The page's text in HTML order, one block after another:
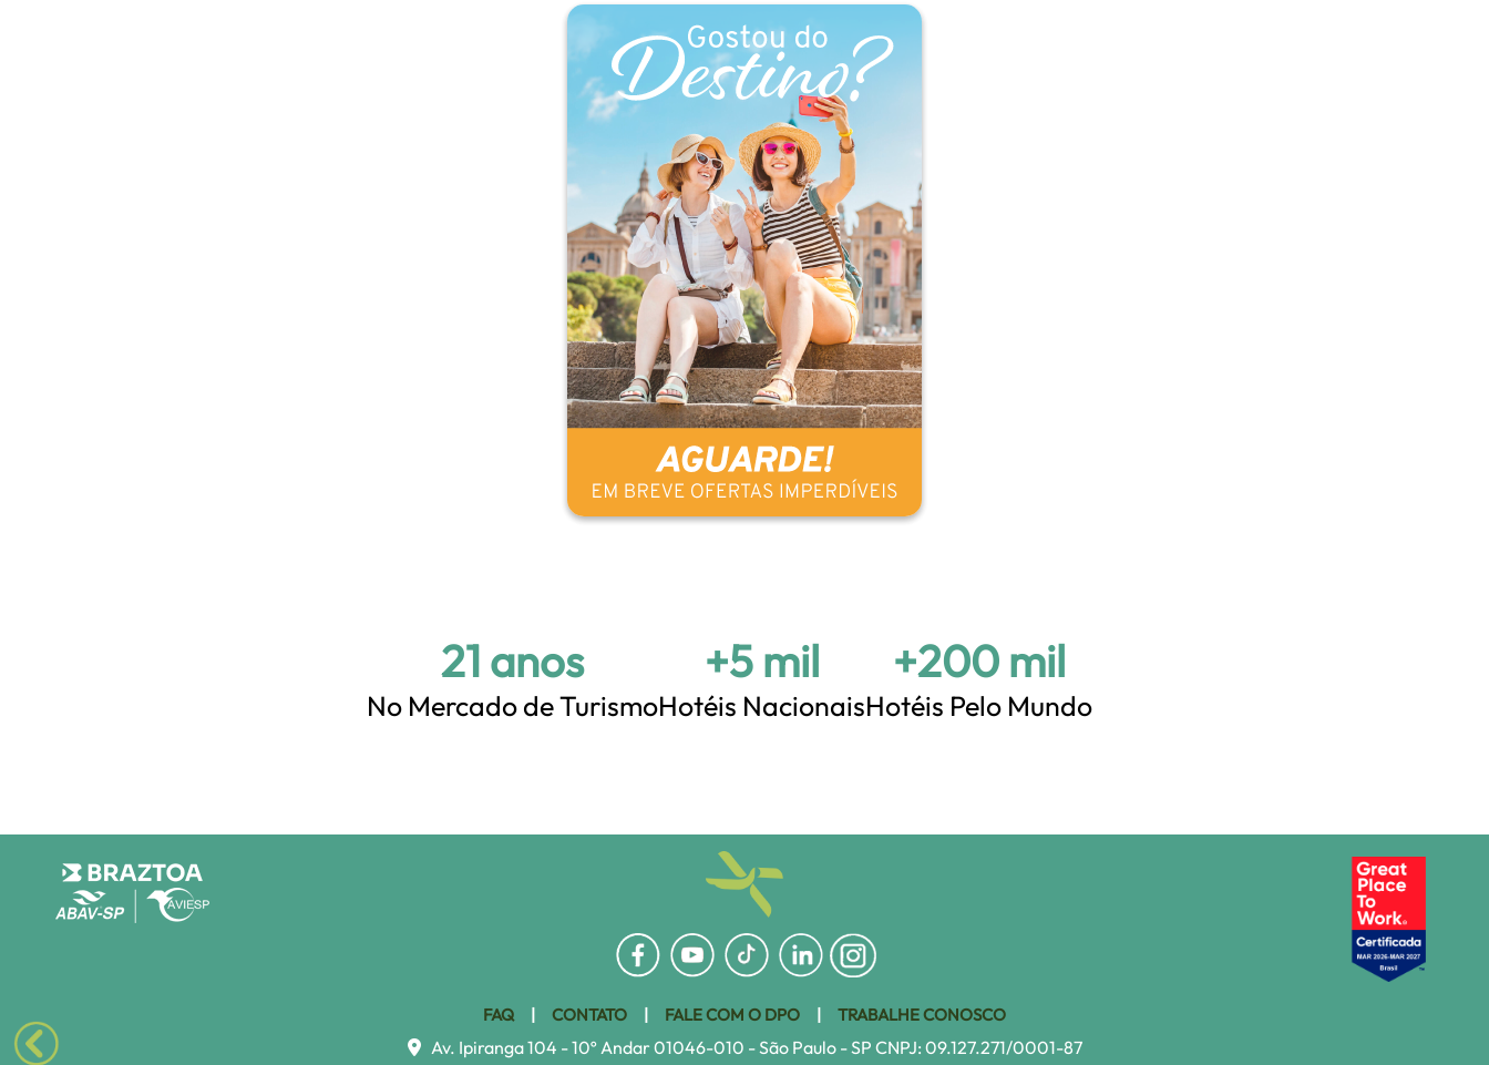
21 anos
No Mercado de Turismo
+5 mil
Hotéis Nacionais
+200 mil
Hotéis Pelo Mundo
FAQ | CONTATO | FALE COM O DPO | TRABALHE CONOSCO
Av. Ipiranga 104 - 10º Andar 01046-010 - São Paulo - SP CNPJ: 09.127.271/0001-87